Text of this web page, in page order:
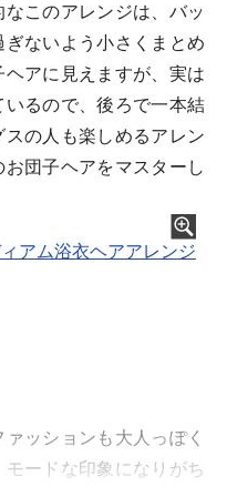
このアレンジは、バッ
ないよう小さくまとめ
アに見えますが、実は
るので、後ろで一本結
の人も楽しめるアレン
団子ヘアをマスターし
ッションも大人っぽく
ードな印象になりがち